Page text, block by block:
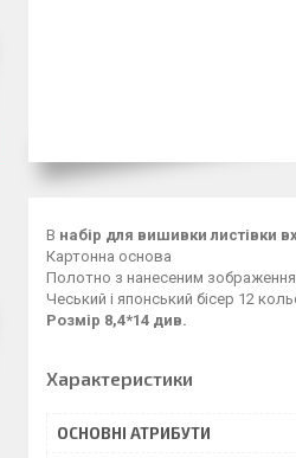
В набір для вишивки листівки
Картонна основа
Полотно з нанесеним
Чеський і японський бісер 12
Розмір 8,4*14 див.
Характеристики
ОСНОВНІ АТРИБУТИ